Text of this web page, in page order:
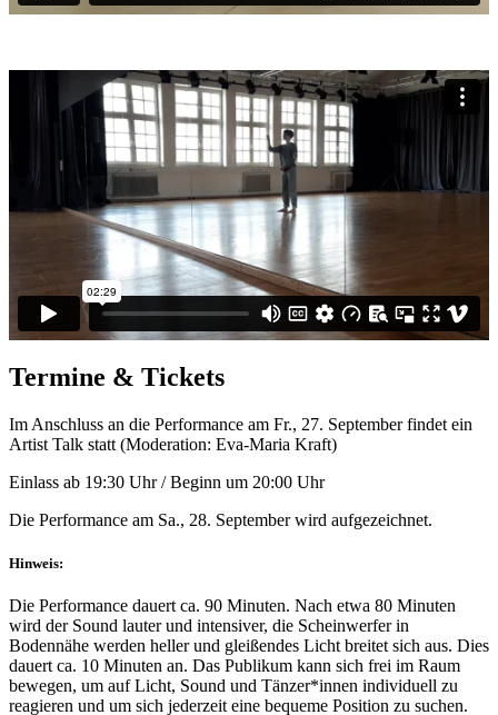
Termine & Tickets
Im Anschluss an die Performance am Fr., 27. September findet ein
Artist Talk statt (Moderation: Eva-Maria Kraft)
Einlass ab 19:30 Uhr / Beginn um 20:00 Uhr
Die Performance am Sa., 28. September wird aufgezeichnet.
Hinweis:
Die Performance dauert ca. 90 Minuten. Nach etwa 80 Minuten
wird der Sound lauter und intensiver, die Scheinwerfer in
Bodennähe werden heller und gleißendes Licht breitet sich aus. Dies
dauert ca. 10 Minuten an. Das Publikum kann sich frei im Raum
bewegen, um auf Licht, Sound und Tänzer*innen individuell zu
reagieren und um sich jederzeit eine bequeme Position zu suchen.